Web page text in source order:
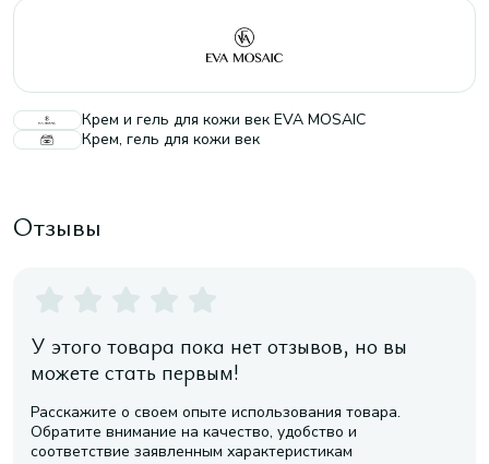
Крем и гель для кожи век EVA MOSAIC
Крем, гель для кожи век
Отзывы
У этого товара пока нет отзывов, но вы
можете стать первым!
Расскажите о своем опыте использования товара.
Обратите внимание на качество, удобство и
соответствие заявленным характеристикам